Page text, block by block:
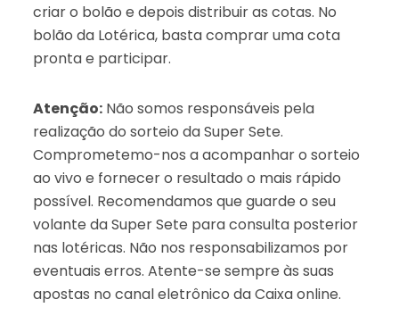
criar o bolão e depois distribuir as cotas. No
bolão da Lotérica, basta comprar uma cota
pronta e participar.
Atenção:Não somos responsáveis pela
realização do sorteio da Super Sete.
Comprometemo-nos a acompanhar o sorteio
ao vivo e fornecer o resultado o mais rápido
possível. Recomendamos que guarde o seu
volante da Super Sete para consulta posterior
nas lotéricas. Não nos responsabilizamos por
eventuais erros. Atente-se sempre às suas
apostas no canal eletrônico da Caixa online.